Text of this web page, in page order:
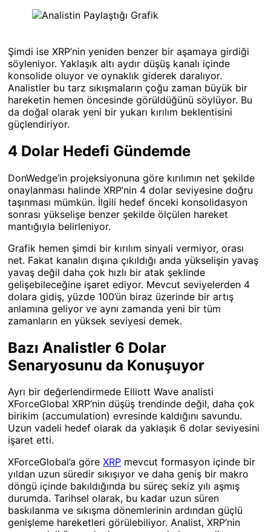
Şimdi ise XRP’nin yeniden benzer bir aşamaya girdiği
söyleniyor. Yaklaşık altı aydır düşüş kanalı içinde
konsolide oluyor ve oynaklık giderek daralıyor.
Analistler bu tarz sıkışmaların çoğu zaman büyük bir
hareketin hemen öncesinde görüldüğünü söylüyor. Bu
da doğal olarak yeni bir yukarı kırılım beklentisini
güçlendiriyor.
4 Dolar Hedefi Gündemde
DonWedge’in projeksiyonuna göre kırılımın net şekilde
onaylanması halinde XRP’nin 4 dolar seviyesine doğru
taşınması mümkün. İlgili hedef önceki konsolidasyon
sonrası yükselişe benzer şekilde ölçülen hareket
mantığıyla belirleniyor.
Grafik hemen şimdi bir kırılım sinyali vermiyor, orası
net. Fakat kanalın dışına çıkıldığı anda yükselişin yavaş
yavaş değil daha çok hızlı bir atak şeklinde
gelişebileceğine işaret ediyor. Mevcut seviyelerden 4
dolara gidiş, yüzde 100’ün biraz üzerinde bir artış
anlamına geliyor ve aynı zamanda yeni bir tüm
zamanların en yüksek seviyesi demek.
Bazı Analistler 6 Dolar
Senaryosunu da Konuşuyor
Ayrı bir değerlendirmede Elliott Wave analisti
XForceGlobal XRP’nin düşüş trendinde değil, daha çok
birikim (accumulation) evresinde kaldığını savundu.
Uzun vadeli hedef olarak da yaklaşık 6 dolar seviyesini
işaret etti.
XForceGlobal’a göre XRP mevcut formasyon içinde bir
yıldan uzun süredir sıkışıyor ve daha geniş bir makro
döngü içinde bakıldığında bu süreç sekiz yılı aşmış
durumda. Tarihsel olarak, bu kadar uzun süren
baskılanma ve sıkışma dönemlerinin ardından güçlü
genişleme hareketleri görülebiliyor. Analist, XRP’nin